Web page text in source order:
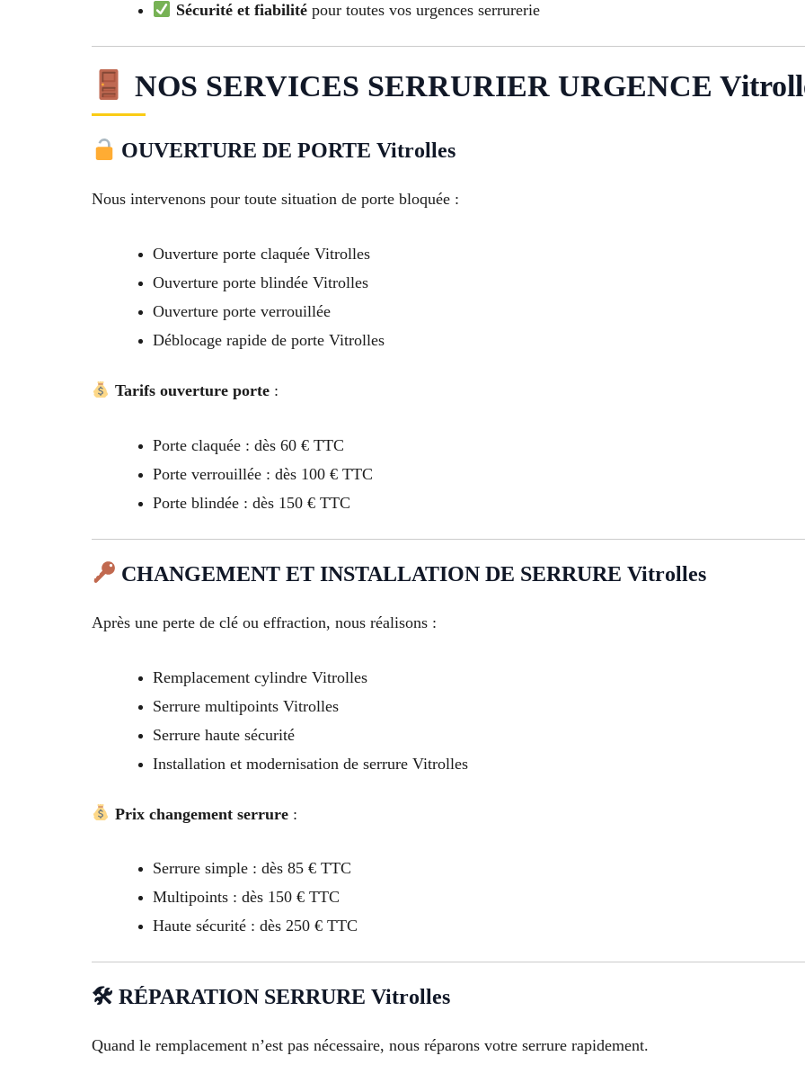
Sécurité et fiabilitépour toutes vos urgences serrurerie
NOS SERVICES SERRURIER URGENCE
OUVERTURE DE PORTE Vitrolles
Nous intervenons pour toute situation de porte bloquée :
Ouverture porte claquée Vitrolles
Ouverture porte blindée Vitrolles
Ouverture porte verrouillée
Déblocage rapide de porte Vitrolles
Tarifs ouverture porte:
Porte claquée : dès 60 € TTC
Porte verrouillée : dès 100 € TTC
Porte blindée : dès 150 € TTC
CHANGEMENT ET INSTALLATION DE SERRURE Vitrolles
Après une perte de clé ou effraction, nous réalisons :
Remplacement cylindre Vitrolles
Serrure multipoints Vitrolles
Serrure haute sécurité
Installation et modernisation de serrure Vitrolles
Prix changement serrure:
Serrure simple : dès 85 € TTC
Multipoints : dès 150 € TTC
Haute sécurité : dès 250 € TTC
🛠 RÉPARATION SERRURE Vitrolles
Quand le remplacement n’est pas nécessaire, nous réparons votre serrure rapidement.